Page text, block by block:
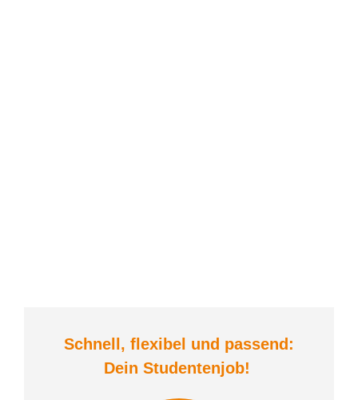
Schnell, flexibel und passend:
Dein Studentenjob!